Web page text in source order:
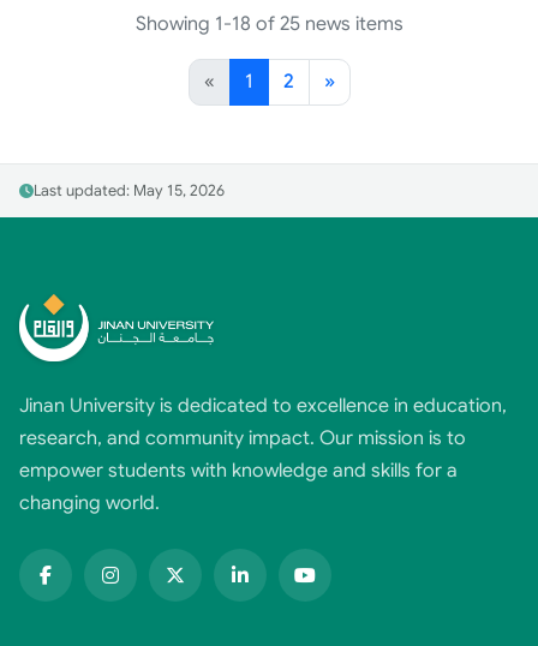
Showing 1-18 of 25 news items
« 1 2 »
Last updated: May 15, 2026
Jinan University is dedicated to excellence in education,
research, and community impact. Our mission is to
empower students with knowledge and skills for a
changing world.